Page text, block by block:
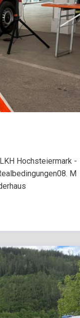
Hochsteiermark -
M